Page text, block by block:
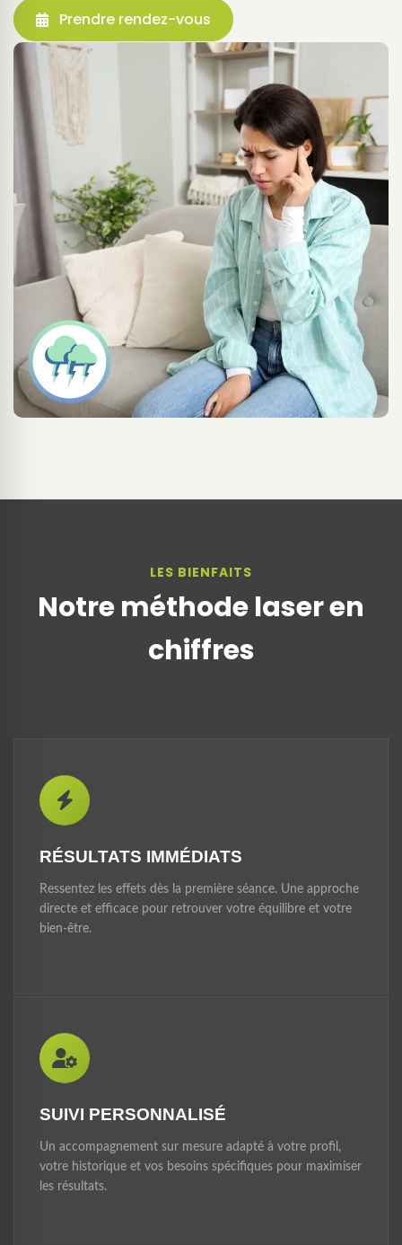
Prendre rendez-vous
LES BIENFAITS
Notre méthode laser en
chiffres
RÉSULTATS IMMÉDIATS
Ressentez les effets dès la première séance. Une approche
directe et efficace pour retrouver votre équilibre et votre
bien-être.
SUIVI PERSONNALISÉ
Un accompagnement sur mesure adapté à votre profil,
votre historique et vos besoins spécifiques pour maximiser
les résultats.